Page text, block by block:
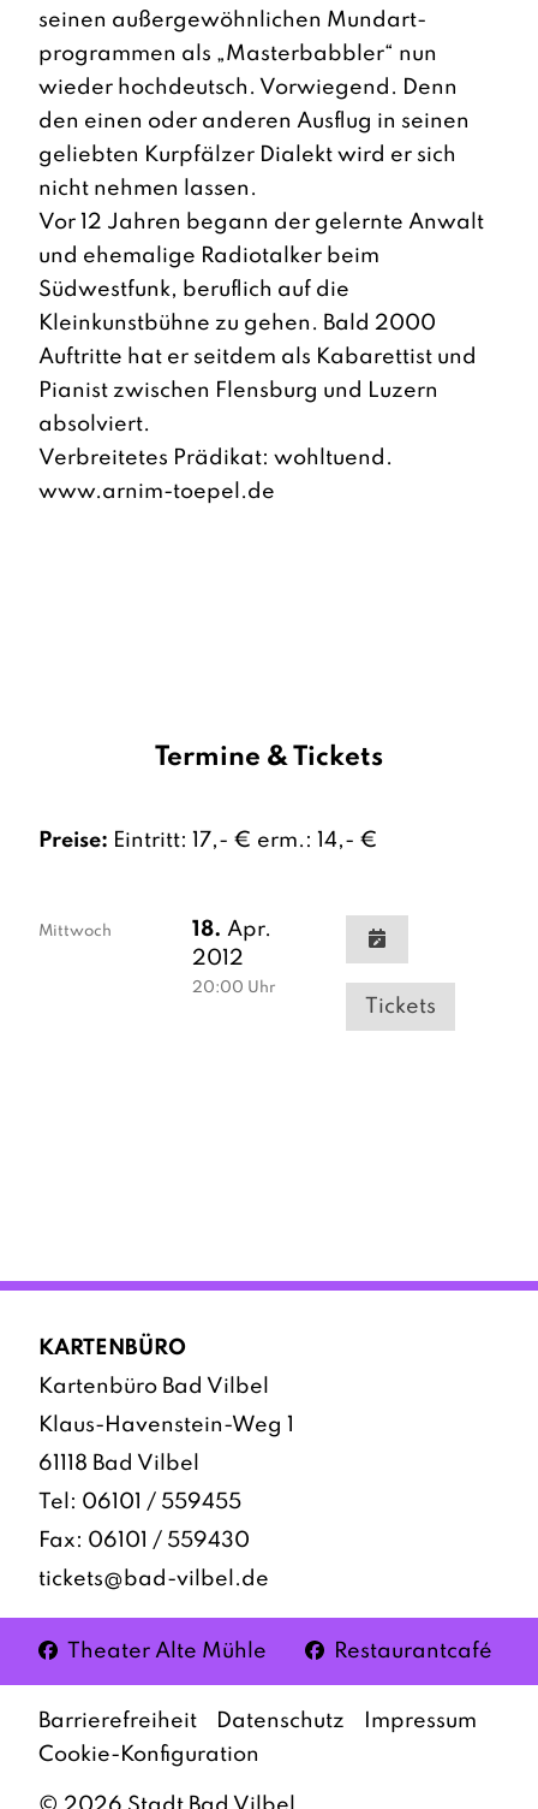
seinen außergewöhnlichen Mundart-
programmen als „Masterbabbler“ nun
wieder hochdeutsch. Vorwiegend. Denn
den einen oder anderen Ausflug in seinen
geliebten Kurpfälzer Dialekt wird er sich
nicht nehmen lassen.
Vor 12 Jahren begann der gelernte Anwalt
und ehemalige Radiotalker beim
Südwestfunk, beruflich auf die
Kleinkunstbühne zu gehen. Bald 2000
Auftritte hat er seitdem als Kabarettist und
Pianist zwischen Flensburg und Luzern
absolviert.
Verbreitetes Prädikat: wohltuend.
www.arnim-toepel.de
Termine & Tickets
Preise: Eintritt: 17,- € erm.: 14,- €
Mittwoch 18. Apr.
2012
20:00 Uhr
Tickets
KARTENBÜRO
Kartenbüro Bad Vilbel
Klaus-Havenstein-Weg 1
61118 Bad Vilbel
Tel: 06101 / 559455
Fax: 06101 / 559430
tickets@bad-vilbel.de
Facebook
Theater Alte Mühle Facebook
Restaurantcafé
Barrierefreiheit Datenschutz
Impressum
Cookie-Konfiguration